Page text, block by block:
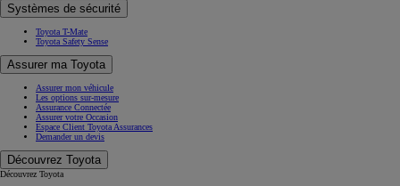
Systèmes de sécurité
Toyota T-Mate
Toyota Safety Sense
Assurer ma Toyota
Assurer mon véhicule
Les options sur-mesure
Assurance Connectée
Assurer votre Occasion
Espace Client Toyota Assurances
Demander un devis
Découvrez Toyota
Découvrez Toyota